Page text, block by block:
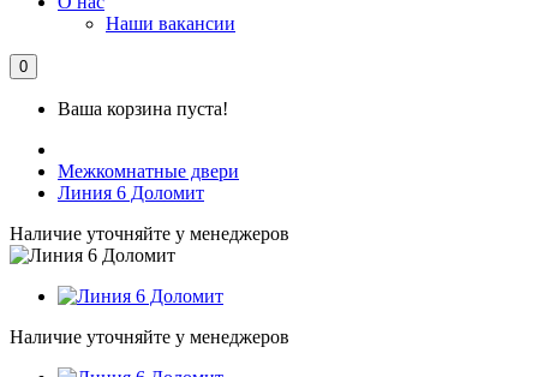
Наши вакансии
0
Ваша корзина пуста!
Межкомнатные двери
Линия 6 Доломит
Наличие уточняйте у менеджеров
Наличие уточняйте у менеджеров